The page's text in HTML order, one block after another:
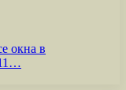
окна в